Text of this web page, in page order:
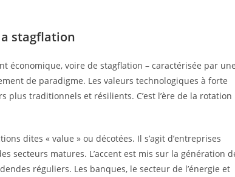
stagflation
économique, voire de stagflation – caractérisée par une
de paradigme. Les valeurs technologiques à forte
traditionnels et résilients. C’est l’ère de la rotation
dites « value » ou décotées. Il s’agit d’entreprises
secteurs matures. L’accent est mis sur la génération
réguliers. Les banques, le secteur de l’énergie et